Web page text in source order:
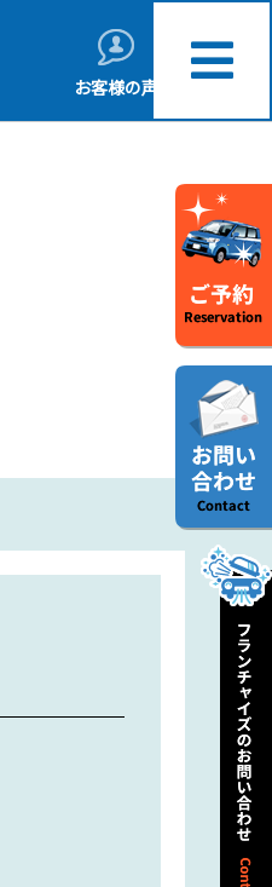
お客様の声